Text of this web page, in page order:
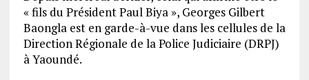
« fils du Président Paul Biya », Georges Gilbert
Baongla est en garde-à-vue dans les cellules de la
Direction Régionale de la Police Judiciaire (DRPJ)
à Yaoundé.